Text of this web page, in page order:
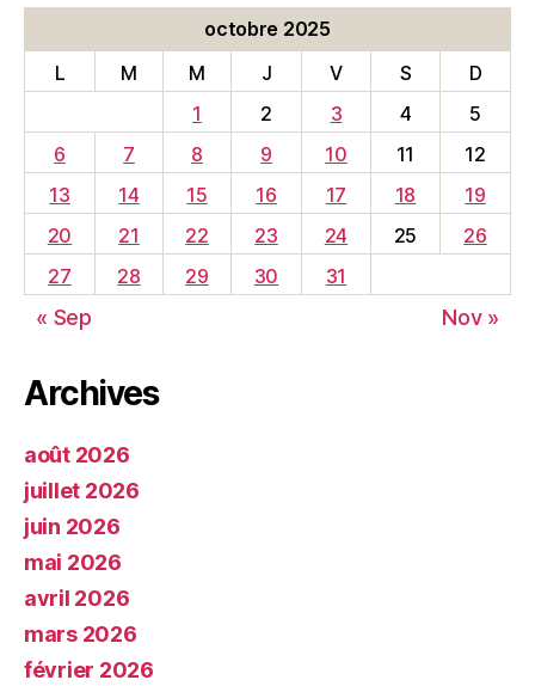
octobre 2025
L
M M J V S
D
1
2 3 4
5
6
7 8 9 10 11
12
13
14 15 16 17 18
19
20
21 22 23 24 25
26
27
28 29 30 31
« Sep Nov »
Archives
août 2026
juillet 2026
juin 2026
mai 2026
avril 2026
mars 2026
février 2026